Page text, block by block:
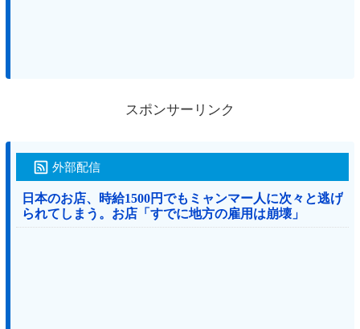
スポンサーリンク
外部配信
日本のお店、時給1500円でもミャンマー人に次々と逃げ
られてしまう。お店「すでに地方の雇用は崩壊」